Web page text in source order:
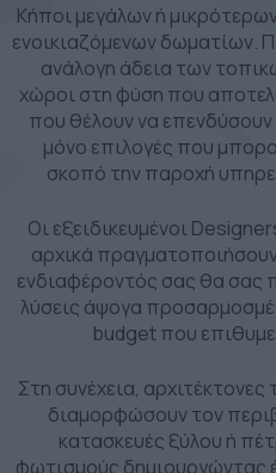
Κήποι μεγάλων ή
ενοικιαζόμενων δωματίων.
ανάλογη άδεια των
χώροι στη φύση που
που θέλουν να επενδύσουν
μόνο επιλογές που
σκοπό την παροχή
Οι εξειδικευμένοι
αρχικά
ενδιαφέροντός σας θα σας
λύσεις άψογα
budget που
Στη συνέχεια,
διαμορφώσουν τον
κατασκευές ξύλου ή
φωτισμούς δημιουργώντας